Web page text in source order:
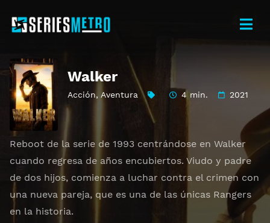
Walker
Acción, Aventura 4 min. 2021
Reboot de la serie de 1993 centrándose en Walker
cuando regresa de años encubiertos. Viudo y padre
de dos hijos, comienza a luchar contra el crimen con
una nueva pareja, que es una de las únicas Rangers
en la historia.